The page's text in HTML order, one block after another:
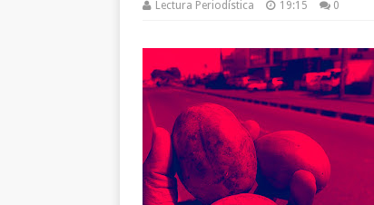
Lectura Periodística 19:15 0